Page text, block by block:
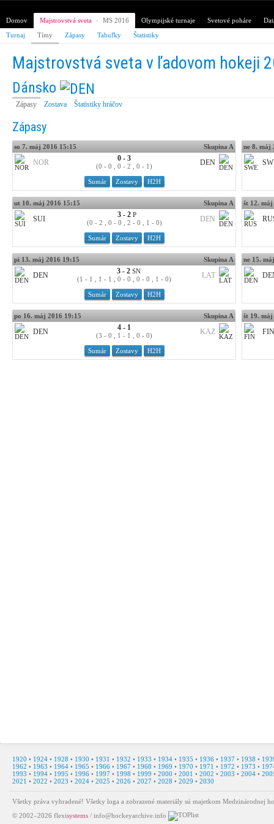
Domov Majstrovstvá sveta › MS 2016 Olympijské turnaje Svetové poháre
Turnaj
Tímy Zápasy Tabuľky Štatistiky
Majstrovstvá sveta v ľadovom hokeji
Dánsko
Zápasy Zostava Štatistiky hráčov
Zápasy
so 7. máj 2016 15:15 Skupina A
Sumár Zostavy H2H
NOR 0 - 3
(0 - 0 , 0 - 2 , 0 - 1) DEN
ne 8. máj
ut 10. máj 2016 15:15 Skupina A
Sumár Zostavy H2H
SUI 3 - 2 P
(0 - 2 , 0 - 0 , 2 - 0 , 1 - 0)
DEN
št 12.
pi 13. máj 2016 19:15 Skupina A
Sumár Zostavy H2H
DEN 3 - 2 SN
(1 - 1 , 1 - 1 , 0 - 0 , 0 - 0 , 1 - 0)
LAT
ne 15.
po 16. máj 2016 19:15 Skupina A
Sumár Zostavy H2H
DEN 4 - 1
(3 - 0 , 1 - 1 , 0 - 0) KAZ
št 19.
FIN
1920 • 1924 • 1928 • 1930 • 1931 • 1932 • 1933 • 1934 • 1935 • 1936 • 1937 • 1938 •
1962 • 1963 • 1964 • 1965 • 1966 • 1967 • 1968 • 1969 • 1970 • 1971 • 1972 • 1973 •
1993 • 1994 • 1995 • 1996 • 1997 • 1998 • 1999 • 2000 • 2001 • 2002 • 2003 • 2004 •
2021 • 2022 • 2023 • 2024 • 2025 • 2026 • 2027 • 2028 • 2029 • 2030
Všetky práva vyhradené! Všetky loga a zobrazené materiály sú majetkom
© 2002–2026 flexisystems / info@hockeyarchive.info